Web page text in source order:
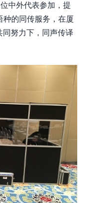
中外代表参加，提
种的同传服务，在厦
努力下，同声传译